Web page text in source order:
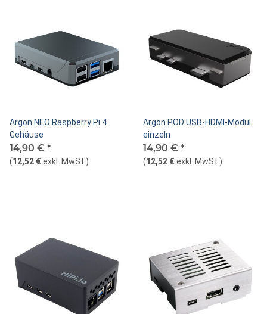
Argon NEO Raspberry Pi 4
Gehäuse
14,90 € *
(12,52 €exkl. MwSt. )
Argon POD USB-HDMI-Modul
einzeln
14,90 € *
(12,52 €exkl. MwSt. )